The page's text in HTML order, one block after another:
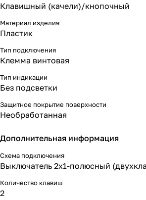
Клавишный (качели)/кнопочный
Материал изделия
Пластик
Тип подключения
Клемма винтовая
Тип индикации
Без подсветки
Защитное покрытие поверхности
Необработанная
Дополнительная информация
Схема подключения
Выключатель 2х1-полюсный
Количество клавиш
2